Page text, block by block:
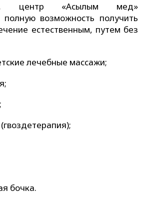
центр «Асылым мед»
полную возможность получить
естественным, путем без
лечебные массажи;
бочка.